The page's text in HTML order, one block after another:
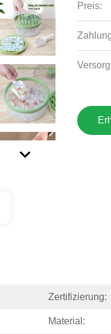
Preis:
Zertifizierung:
Material: